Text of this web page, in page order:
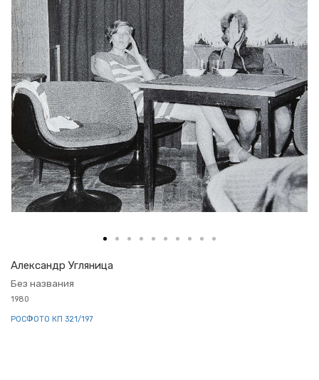
Алек­сандр Уг­ля­ни­ца
Без на­зва­ния
1980
РОС­ФО­ТО КП 321/197